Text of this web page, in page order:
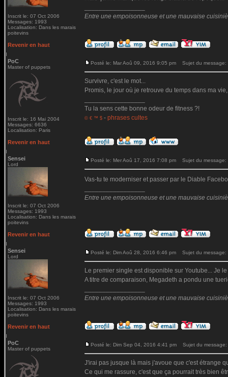
Inscrit le: 07 Oct 2006
Messages: 1993
Localisation: Dans les marais
poitevins
Entre une empoisonneuse et une mauvaise
Revenir en haut
PoC
Master of puppets
Inscrit le: 16 Mai 2004
Messages: 6636
Localisation: Paris
Posté le: Mar Aoû 09, 2016 9:05 pm Sujet du message:
Survivre, c'est le mot...
Promis, le jour où je retrouve du temps dans ma
Tu la sens cette bonne odeur de fitness ?!
© € ™ $ - phrases cultes
Revenir en haut
Sensei
Lord
Inscrit le: 07 Oct 2006
Messages: 1993
Localisation: Dans les marais
poitevins
Posté le: Mer Aoû 17, 2016 7:08 pm Sujet du message:
Vas-tu te moderniser et passer par le Diable
Entre une empoisonneuse et une mauvaise
Revenir en haut
Sensei
Lord
Inscrit le: 07 Oct 2006
Messages: 1993
Localisation: Dans les marais
poitevins
Posté le: Dim Aoû 28, 2016 6:46 pm Sujet du message:
Le premier single est disponible sur Youtube... Je
A titre de comparaison, Megadeth a pondu une
Entre une empoisonneuse et une mauvaise
Revenir en haut
PoC
Master of puppets
Posté le: Dim Sep 04, 2016 4:41 pm Sujet du message:
J'irai pas jusque là mais j'avoue que c'est étrange
Ce qui me rassure, c'est que ça pourrait très bien